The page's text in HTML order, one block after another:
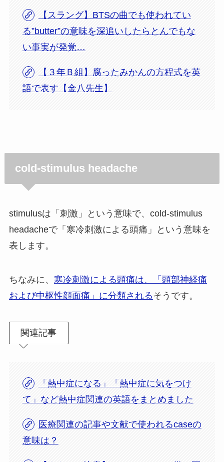
【スラング】BTSの曲でも使われてい
る”butter”の意味を深追いしたらとんでもな
い事実が発覚…
【３年Ｂ組】腐ったみかんの方程式を英
語で表す【金八先生】
cold-stimulus headache
stimulusは「刺激」という意味で、cold-stimulus
headacheで「寒冷刺激による頭痛」という意味を
表します。
ちなみに、 寒冷刺激による頭痛は、「頭部神経痛
および中枢性顔面痛」に分類されるそうです。
関連記事
「熱中症になる」「熱中症に気をつけ
て」など熱中症関連の英語をまとめました
医療関連の記事や文献で使われるcaseの
意味は？